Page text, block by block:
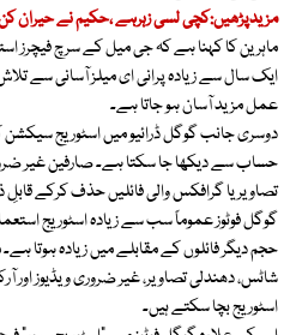
مزیدپڑھیں:کچی لسی زہرہے ،حکیم نے حیران
ماہرین کا کہنا ہے کہ جی میل کے سرچ فیچرز
ایک سال سے زیادہ پرانی ای میلز آسانی سے
عمل مزید آسان ہو جاتا ہے۔
دوسری جانب گوگل ڈرائیو میں اسٹوریج
حساب سے دیکھا جا سکتا ہے۔ صارفین غیر
تصاویر یا گرافکس والی فائلیں حذف کرکے
گوگل فوٹوز عموماً سب سے زیادہ اسٹوریج
حجم دیگر فائلوں کے مقابلے میں زیادہ ہوتا
شاٹس، دھندلی تصاویر، غیر ضروری ویڈیوز اور
اسٹوریج بچا سکتے ہیں۔